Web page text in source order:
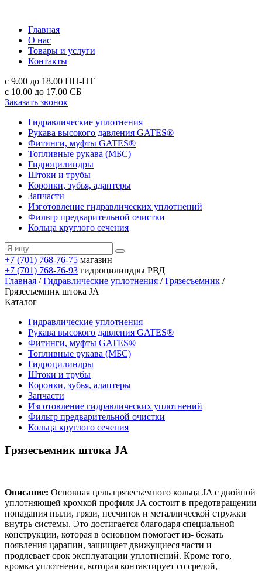
Главная
О нас
Товары и услуги
Контакты
с 9.00 до 18.00 ПН-ПТ
с 10.00 до 17.00 СБ
Заказать звонок
Гидравлические уплотнения
Рукава высокого давления GATES®
Фитинги, муфты GATES®
Топливные рукава (МБС)
Гидроцилиндры
Штоки и трубы
Коронки, зубья, адаптеры
Запчасти
Изготовление гидравлических уплотнений
Фильтр предварительной очистки
Кольца круглого сечения
+7 (701) 768-76-75 магазин
+7 (701) 768-76-93 гидроцилиндры РВД
Главная /Гидравлические уплотнения /Грязесъемник /
Грязесъемник штока JA
Каталог
Гидравлические уплотнения
Рукава высокого давления GATES®
Фитинги, муфты GATES®
Топливные рукава (МБС)
Гидроцилиндры
Штоки и трубы
Коронки, зубья, адаптеры
Запчасти
Изготовление гидравлических уплотнений
Фильтр предварительной очистки
Кольца круглого сечения
Грязесъемник штока JA
Описание: Основная цель грязесъемного кольца JA с двойной
уплотняющей кромкой профиля JA состоит в предотвращении
попадания пыли, грязи, песчинок и металлической стружки
внутрь системы. Это достигается благодаря специальной
конструкции, которая в основном помогает из- бежать
появления царапин, защищает движущиеся части и
продлевает срок эксплуатации уплотнений. Кроме того,
кромка уплотнения, которая контактирует со средой,